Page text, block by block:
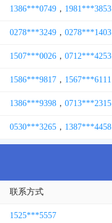
1386***0749 ， 1981***3853
0278***3249 ， 0278***1403
1507***0026 ， 0712***4253
1586***9817 ， 1567***6111
1386***9398 ， 0713***2315
0530***3265 ， 1387***4458
联系方式
1525***5557